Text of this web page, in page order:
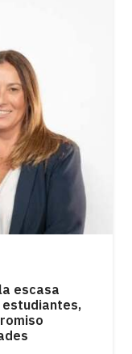
escasa
estudiantes,